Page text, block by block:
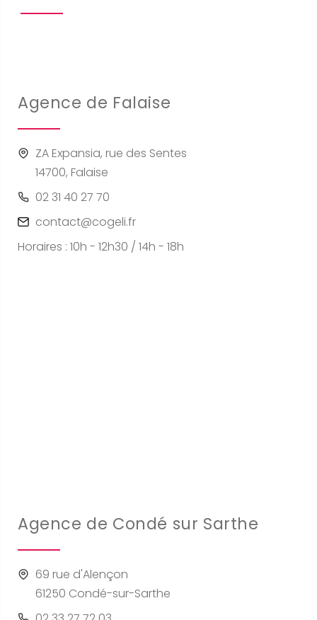
Agence de Falaise
ZA Expansia, rue des Sentes
14700, Falaise
02 31 40 27 70
contact@cogeli.fr
Horaires : 10h - 12h30 / 14h - 18h
Agence de Condé sur Sarthe
69 rue d'Alençon
61250 Condé-sur-Sarthe